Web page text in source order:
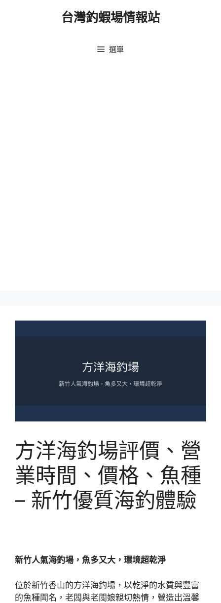
台灣釣蝦場情報站
選單
方洋海釣場評價、營
業時間、價格、魚種
– 新竹優質海釣體驗
新竹人氣海釣場，魚多又大，環境超乾淨
位於新竹香山的方洋海釣場，以乾淨的水質與豐富
的魚種聞名，老闆與老闆娘親切熱情，營造出溫馨